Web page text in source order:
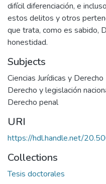
difícil diferenciación, e
estos delitos y otros
que trata, como es sabido,
honestidad.
Subjects
Ciencias Jurídicas y Derecho
Derecho y legislación
Derecho penal
URI
https://hdl.handle.net/
Collections
Tesis doctorales